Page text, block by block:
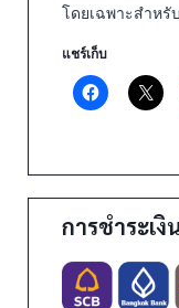
โดยเฉพาะสำห
แชร์เก็บ
การชำระเ